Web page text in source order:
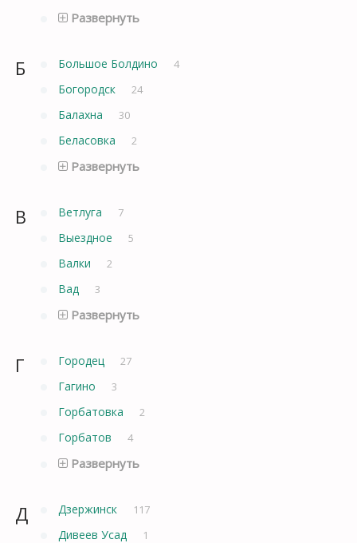
Развернуть
Б Большое Болдино 4
Богородск 24
Балахна 30
Беласовка 2
Развернуть
В Ветлуга 7
Выездное 5
Валки 2
Вад 3
Развернуть
Г Городец 27
Гагино 3
Горбатовка 2
Горбатов 4
Развернуть
Д Дзержинск 117
Дивеев Усад 1